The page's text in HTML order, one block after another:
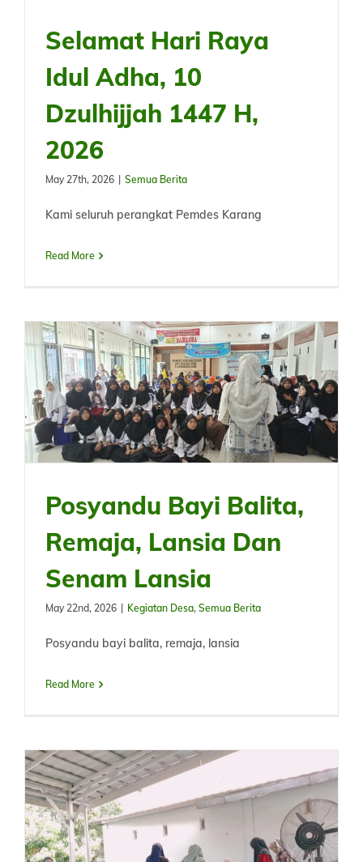
Selamat Hari Raya
Idul Adha, 10
Dzulhijjah 1447 H,
2026
May 27th, 2026 Semua Berita
Kami seluruh perangkat Pemdes Karang
Read More
Posyandu Bayi Balita,
Remaja, Lansia Dan
Senam Lansia
May 22nd, 2026 | Kegiatan Desa, Semua Berita
Posyandu bayi balita, remaja, lansia
Read More